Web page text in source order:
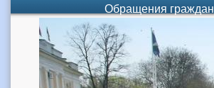
Обращения граждан